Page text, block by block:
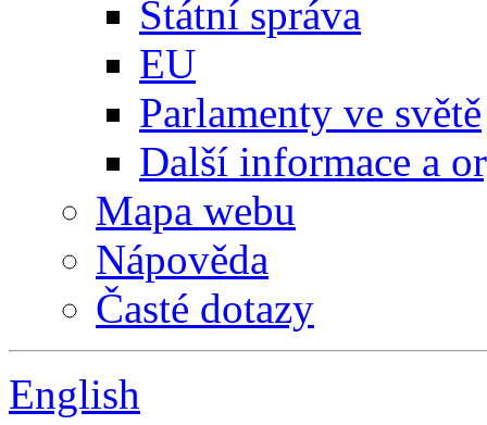
Státní správa
EU
Parlamenty ve světě
Další informace a
Mapa webu
Nápověda
Časté dotazy
English